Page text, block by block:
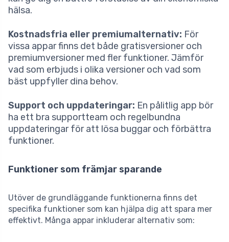
hälsa.
Kostnadsfria eller premiumalternativ: För
vissa appar finns det både gratisversioner och
premiumversioner med fler funktioner. Jämför
vad som erbjuds i olika versioner och vad som
bäst uppfyller dina behov.
Support och uppdateringar: En pålitlig app bör
ha ett bra supportteam och regelbundna
uppdateringar för att lösa buggar och förbättra
funktioner.
Funktioner som främjar sparande
Utöver de grundläggande funktionerna finns det
specifika funktioner som kan hjälpa dig att spara mer
effektivt. Många appar inkluderar alternativ som: